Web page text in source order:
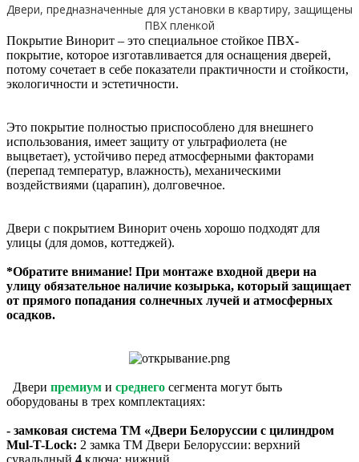
Двери, предназначенные для установки в квартиру, защищены
ПВХ пленкой
Покрытие Винорит – это специальное стойкое ПВХ-
покрытие, которое изготавливается для оснащения дверей,
потому сочетает в себе показатели практичности и стойкости,
экологичности и эстетичности.
Это покрытие полностью приспособлено для внешнего
использования, имеет защиту от ультрафиолета (не
выцветает), устойчиво перед атмосферными факторами
(перепад температур, влажность), механическими
воздействиями (царапин), долговечное.
Двери с покрытием Винорит очень хорошо подходят для
улицы (для домов, коттеджей).
*Обратите внимание! При монтаже входной двери на
улицу обязательное наличие козырька, который защищает
от прямого попадания солнечных лучей и атмосферных
осадков.
Двери премиум и среднего сегмента могут быть
оборудованы в трех комплектациях:
- замковая система ТМ «Двери Белоруссии с цилиндром
Mul-T-Lock: 2 замка ТМ Двери Белоруссии: верхний
сувальдный 4 ключа; нижний